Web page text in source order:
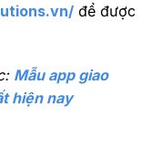
để được
Mẫu app giao
hiện nay